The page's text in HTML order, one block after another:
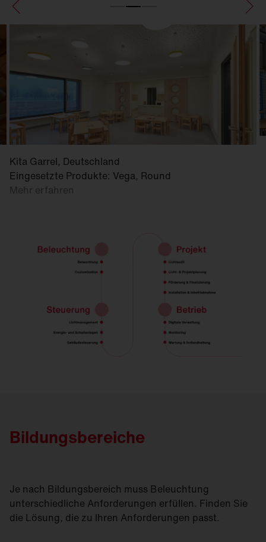
Kita Garrel, Deutschland
Eingesetzte Produkte: Vega, Round
Mehr erfahren
Bildungsbereiche
Je nach Bildungsbereich muss Beleuchtung
unterschiedliche Anforderungen erfüllen. Finden Sie
die Lösung, die zu Ihren Anforderungen passt.